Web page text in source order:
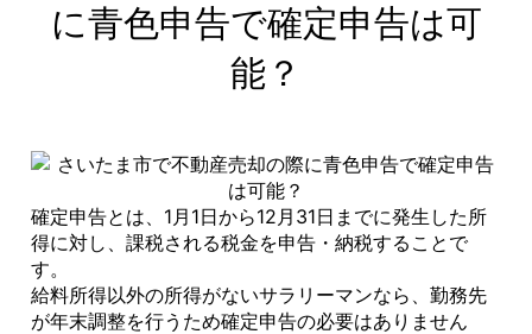
に青色申告で確定申告は可
能？
確定申告とは、1月1日から12月31日までに発生した所
得に対し、課税される税金を申告・納税することで
す。
給料所得以外の所得がないサラリーマンなら、勤務先
が年末調整を行うため確定申告の必要はありません